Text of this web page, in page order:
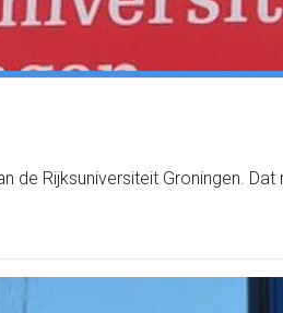
de Rijksuniversiteit Groningen.